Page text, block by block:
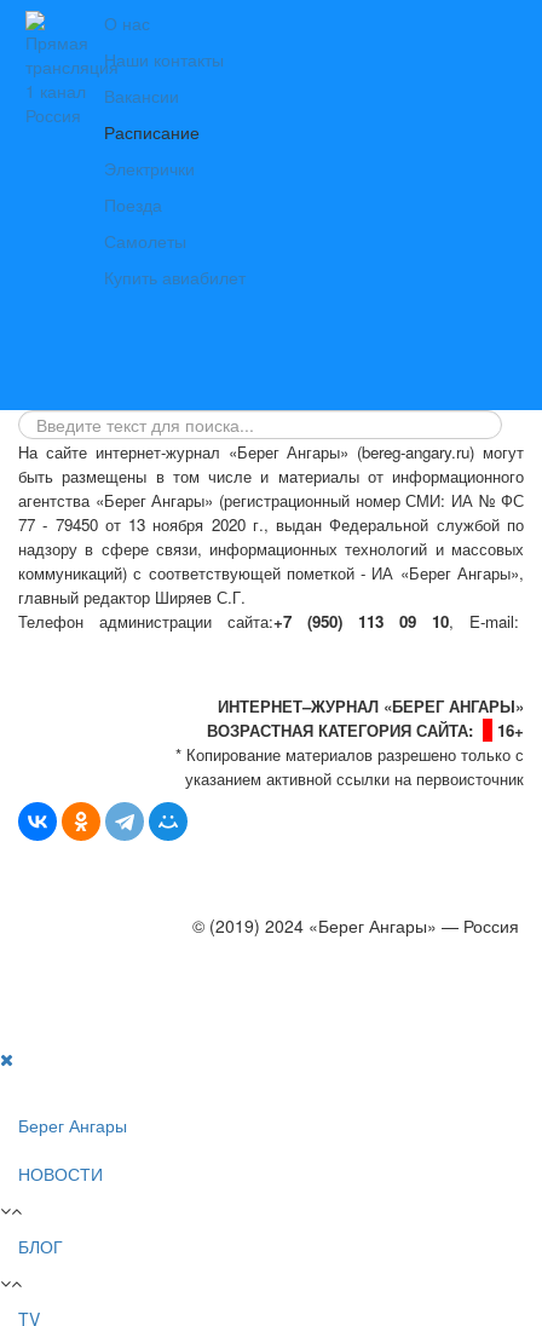
О нас
Наши контакты
Вакансии
Расписание
Электрички
Поезда
Самолеты
Купить авиабилет
На сайте интернет-журнал «Берег Ангары» (bereg-angary.ru) могут
быть размещены в том числе и материалы от информационного
агентства «Берег Ангары» (регистрационный номер СМИ: ИА № ФС
77 - 79450 от 13 ноября 2020 г., выдан Федеральной службой по
надзору в сфере связи, информационных технологий и массовых
коммуникаций) с соответствующей пометкой - ИА «Берег Ангары»,
главный редактор Ширяев С.Г.
Телефон администрации сайта:+7 (950) 113 09 10, E-mail:
ИНТЕРНЕТ–ЖУРНАЛ «БЕРЕГ АНГАРЫ»
ВОЗРАСТНАЯ КАТЕГОРИЯ САЙТА:
16+
* Копирование материалов разрешено только с
указанием активной ссылки на первоисточник
© (2019) 2024 «Берег Ангары» — Россия
Берег Ангары
НОВОСТИ
БЛОГ
TV